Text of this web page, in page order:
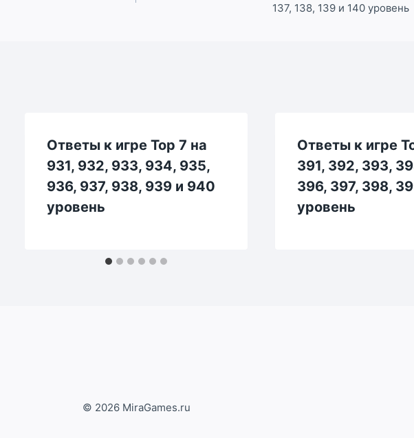
137, 138, 139 и 140 уровень
Ответы к игре Top 7 на
931, 932, 933, 934, 935,
936, 937, 938, 939 и 940
уровень
Ответы к игре
391, 392, 393,
396, 397, 398,
уровень
© 2026 MiraGames.ru